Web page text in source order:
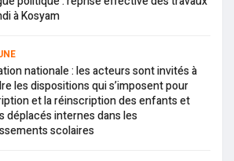
à Kosyam
nationale : les acteurs sont invités à
les dispositions qui s’imposent pour
et la réinscription des enfants et
déplacés internes dans les
scolaires